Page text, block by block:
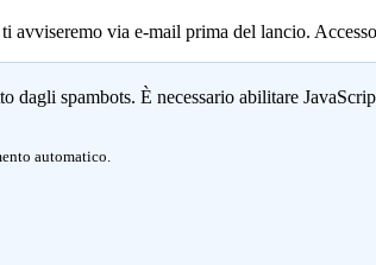
via e-mail prima del lancio.
dagli spambots. È necessario abilitare
automatico.